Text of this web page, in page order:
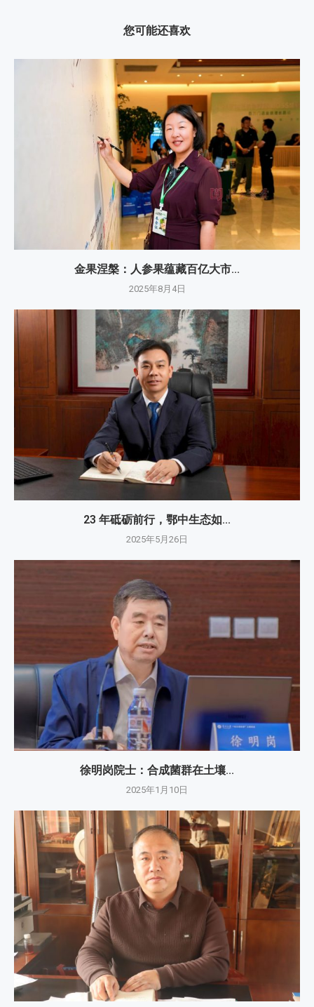
您可能还喜欢
金果涅槃：人参果蕴藏百亿大市...
2025年8月4日
23 年砥砺前行，鄂中生态如...
2025年5月26日
徐明岗院士：​合成菌群在土壤...
2025年1月10日